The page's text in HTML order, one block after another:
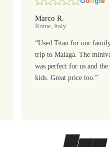
Marco R.
Rome, Italy
“Used Titan for our
trip to Malaga. The
was perfect for us and the
kids. Great price too.”